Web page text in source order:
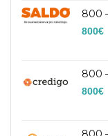
800
800€
800
800€